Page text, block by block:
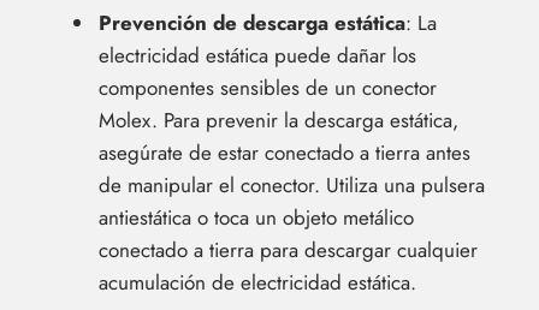
Prevención de descarga estática: La
electricidad estática puede dañar los
componentes sensibles de un conector
Molex. Para prevenir la descarga estática,
asegúrate de estar conectado a tierra antes
de manipular el conector. Utiliza una pulsera
antiestática o toca un objeto metálico
conectado a tierra para descargar cualquier
acumulación de electricidad estática.